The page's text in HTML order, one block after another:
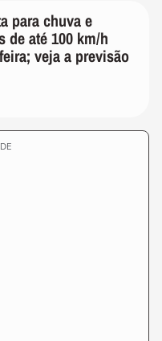
para chuva e
de até 100 km/h
veja a previsão